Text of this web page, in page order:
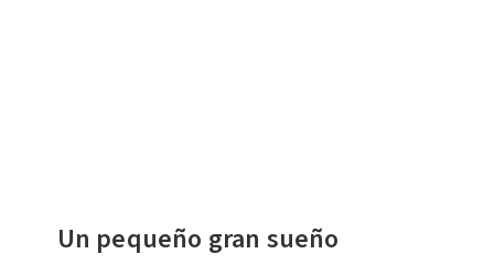
Un pequeño gran sueño